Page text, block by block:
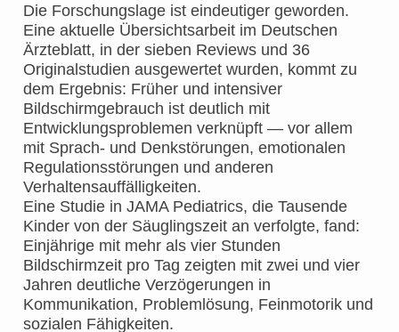
Die Forschungslage ist eindeutiger geworden.
Eine aktuelle Übersichtsarbeit im Deutschen
Ärzteblatt, in der sieben Reviews und 36
Originalstudien ausgewertet wurden, kommt zu
dem Ergebnis: Früher und intensiver
Bildschirmgebrauch ist deutlich mit
Entwicklungsproblemen verknüpft — vor allem
mit Sprach- und Denkstörungen, emotionalen
Regulationsstörungen und anderen
Verhaltensauffälligkeiten.
Eine Studie in JAMA Pediatrics, die Tausende
Kinder von der Säuglingszeit an verfolgte, fand:
Einjährige mit mehr als vier Stunden
Bildschirmzeit pro Tag zeigten mit zwei und vier
Jahren deutliche Verzögerungen in
Kommunikation, Problemlösung, Feinmotorik und
sozialen Fähigkeiten.